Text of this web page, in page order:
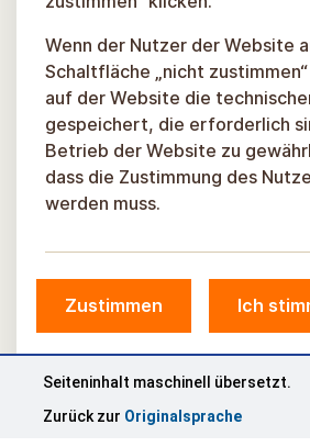
© Gemeinde Sigulda, 2026.
Entwickelt von einem
Wenn der Nutzer der Website
Schaltfläche „nicht
auf der Website die
gespeichert, die erforderlich
Betrieb der Website zu
dass die Zustimmung des
werden muss.
Zustimmen Ich
Seiteninhalt maschinell übersetzt.
Zurück zur Originalsprache